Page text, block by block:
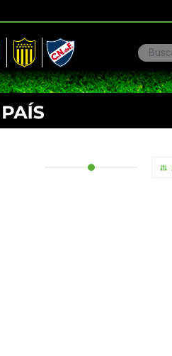
Peñarol Nacional